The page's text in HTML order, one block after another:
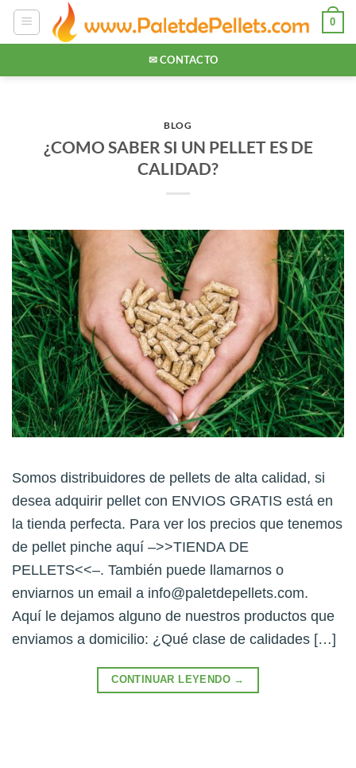
Saltar
contenido
0
✉ CONTACTO
BLOG
¿COMO SABER SI UN PELLET ES DE
CALIDAD?
Somos distribuidores de pellets de alta calidad, si
desea adquirir pellet con ENVIOS GRATIS está en
la tienda perfecta. Para ver los precios que tenemos
de pellet pinche aquí –>>TIENDA DE
PELLETS<<–. También puede llamarnos o
enviarnos un email a info@paletdepellets.com.
Aquí le dejamos alguno de nuestros productos que
enviamos a domicilio: ¿Qué clase de calidades […]
CONTINUAR LEYENDO →